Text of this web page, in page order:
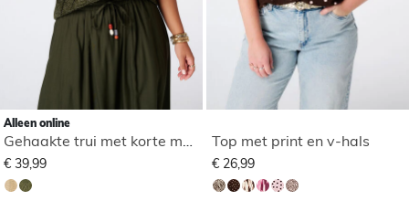
Alleen online
Gehaakte trui met korte mouwen
€ 39,99
Top met print en v-hals
€ 26,99